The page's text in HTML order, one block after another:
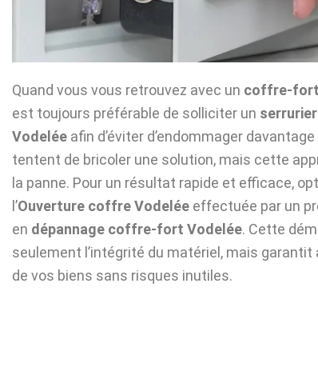
Quand vous vous retrouvez avec un coffre-fort
est toujours préférable de solliciter un
Vodelée afin d’éviter d’endommager
tentent de bricoler une solution, mais cette
la panne. Pour un résultat rapide et efficace,
l’Ouverture coffre Vodelée effectuée par un
en dépannage coffre-fort Vodelée. Cette
seulement l’intégrité du matériel, mais
de vos biens sans risques inutiles.